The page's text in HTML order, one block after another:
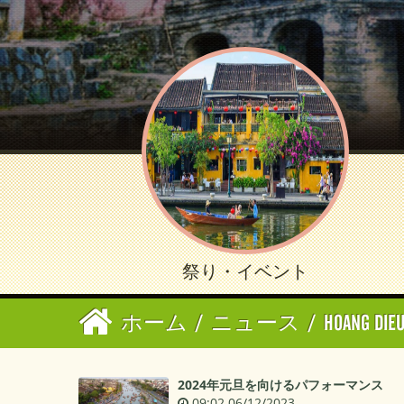
祭り・イベント
ホーム / ニュース / HOANG DIEU
2024年元旦を向けるパフォーマンス